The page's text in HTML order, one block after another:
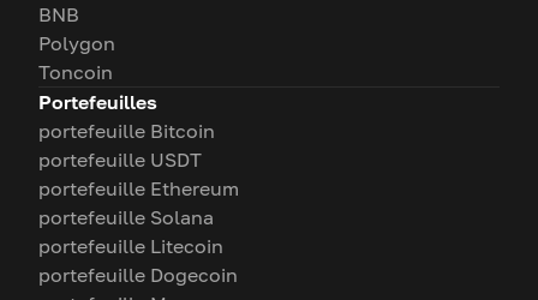
BNB
Polygon
Toncoin
Portefeuilles
portefeuille Bitcoin
portefeuille USDT
portefeuille Ethereum
portefeuille Solana
portefeuille Litecoin
portefeuille Dogecoin